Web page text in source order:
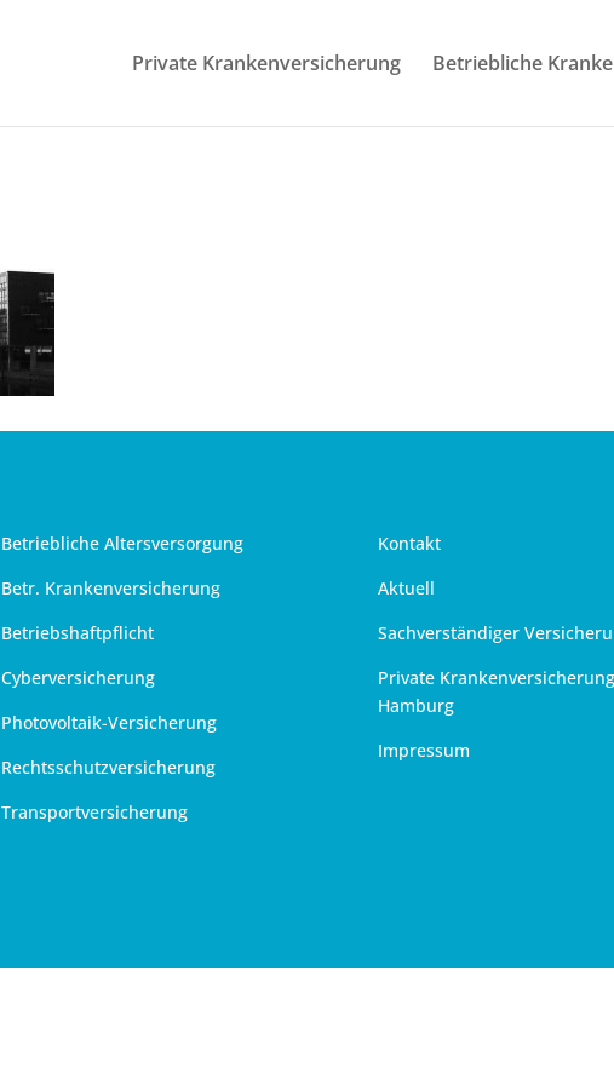
Private Krankenversicherung Betriebliche
Betriebliche Altersversorgung
Betr. Krankenversicherung
Betriebshaftpflicht
Cyberversicherung
Photovoltaik-Versicherung
Rechtsschutzversicherung
Transportversicherung
Kontakt
Aktuell
Sachverständiger
Private Krankenversicherung
Hamburg
Impressum